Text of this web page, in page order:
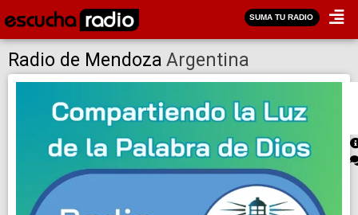
SUMA TU RADIO
Radio de Mendoza Argentina